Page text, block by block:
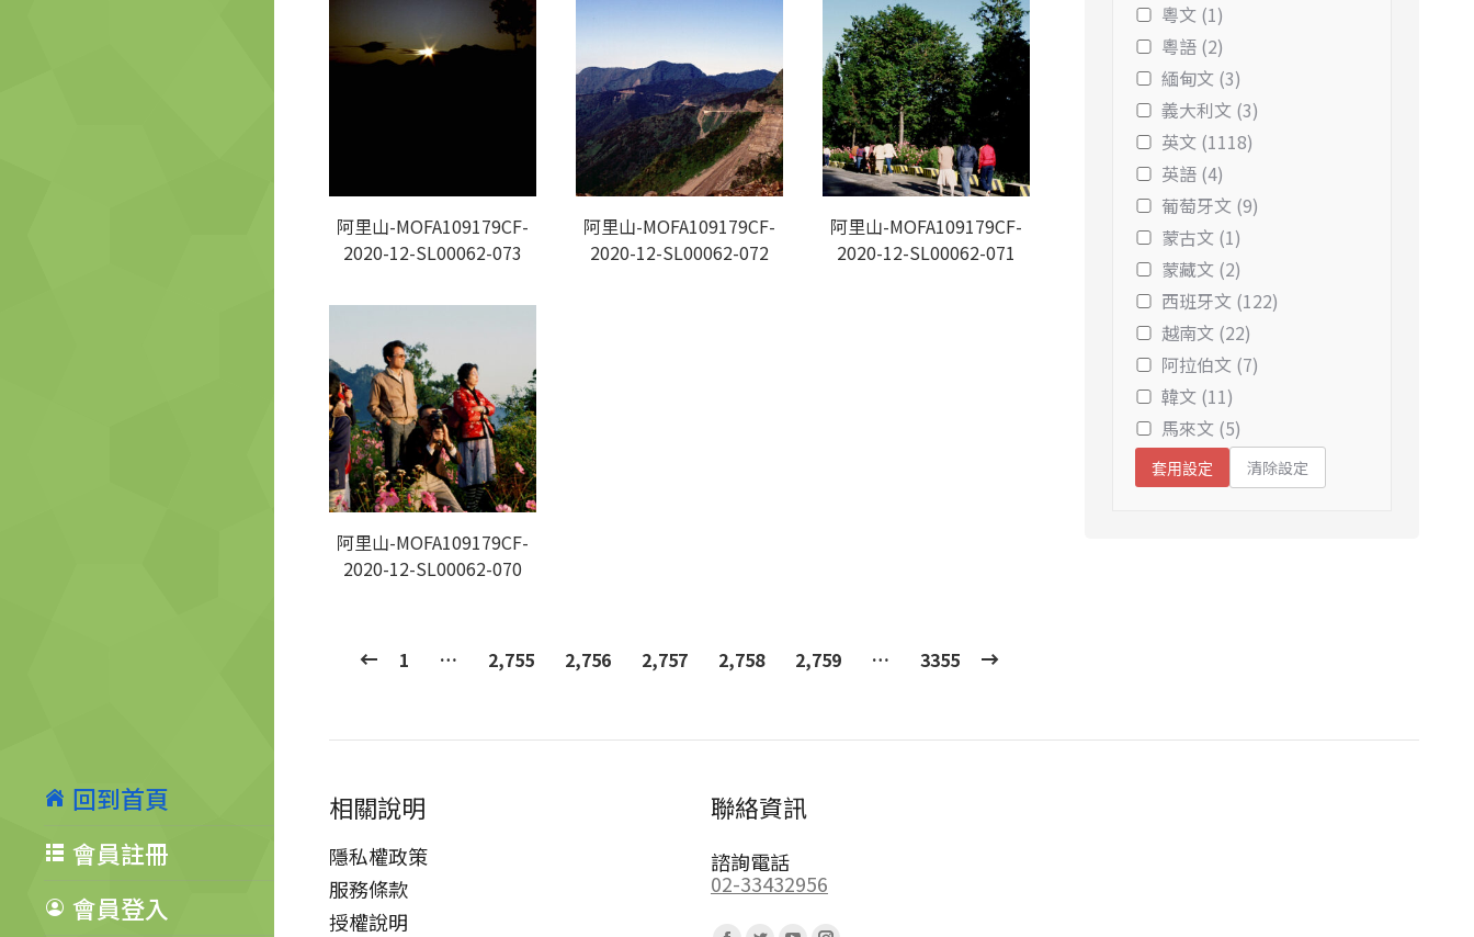
回到首頁
會員註冊
會員登入
阿里山-MOFA109179CF-
2020-12-SL00062-073
阿里山-MOFA109179CF-
2020-12-SL00062-072
阿里山-MOFA109179CF-
2020-12-SL00062-071
阿里山-MOFA109179CF-
2020-12-SL00062-070
1 … 2,755 2,756 2,757 2,758 2,759 … 3355
粵文 (1)
粵語 (2)
緬甸文 (3)
義大利文 (3)
英文 (1118)
英語 (4)
葡萄牙文 (9)
蒙古文 (1)
蒙藏文 (2)
西班牙文 (122)
越南文 (22)
阿拉伯文 (7)
韓文 (11)
馬來文 (5)
套用設定 清除設定
相關說明
隱私權政策
服務條款
授權說明
聯絡資訊
諮詢電話
02-33432956